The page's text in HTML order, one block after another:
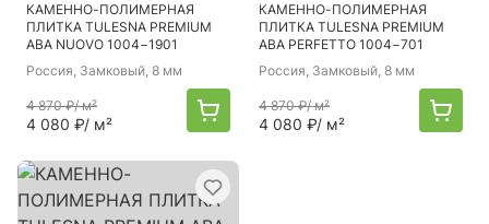
КАМЕННО-ПОЛИМЕРНАЯ
ПЛИТКА TULESNA PREMIUM
ABA NUOVO 1004−1901
Россия, Замковый, 8 мм
4 870 ₽/ м²
4 080 ₽/ м²
КАМЕННО-ПОЛИМЕРНАЯ
ПЛИТКА TULESNA PREMIUM
ABA PERFETTO 1004−701
Россия, Замковый, 8 мм
4 870 ₽/ м²
4 080 ₽/ м²